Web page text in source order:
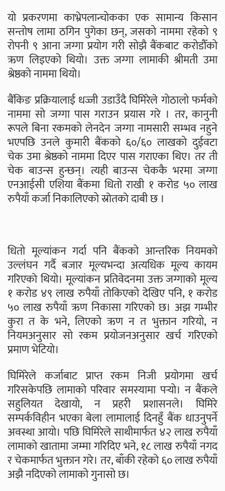
यो प्रकरणमा काभ्रेपलान्चोकका एक सामान्य किसान
सन्तोष लामा ठगिन पुगेका छन्, जसको नाममा रहेको ९
रोपनी ९ आना जग्गा प्रयोग गरी सोझै बैंकबाट करोडौँको
ऋण लिइएको थियो। उक्त जग्गा लामाकी श्रीमती उमा
श्रेष्ठको नाममा थियो।
बैंकिङ प्रक्रियालाई धज्जी उडाउँदै घिमिरेले गोठालो फर्मको
नाममा सो जग्गा पास गराउन प्रयास गरे । तर, कानुनी
रूपले बिना रकमको लेनदेन जग्गा नामसारी सम्भव नहुने
भएपछि उनले कुमारी बैंकको ६०/६० लाखको दुईवटा
चेक उमा श्रेष्ठको नाममा दिएर पास गराएका थिए। तर ती
चेक बाउन्स हुन्छन्। त्यही बाउन्स चेककै भरमा जग्गा
एनआईसी एशिया बैंकमा धितो राखी १ करोड ५० लाख
रुपैयाँ कर्जा निकालिएको स्राेतकाे दाबी छ ।
धितो मूल्यांकन गर्दा पनि बैंकको आन्तरिक नियमको
उल्लंघन गर्दै बजार मूल्यभन्दा अत्यधिक मूल्य कायम
गरिएकाे थियो। मूल्यांकन प्रतिवेदनमा उक्त जग्गाको मूल्य
१ करोड ४९ लाख रुपैयाँ तोकिएको देखिए पनि, १ करोड
५० लाख रुपैयाँ ऋण निकासा गरिएको छ। अझ गम्भीर
कुरा त के भने, लिएको ऋण न त भुक्तान गरियो, न
नियमअनुसार सो रकम प्रयोजनअनुसार खर्च गरिएको
प्रमाण भेटियो।
घिमिरेले कर्जाबाट प्राप्त रकम निजी प्रयोगमा खर्च
गरिसकेपछि लामाको परिवार समस्यामा पर्‍यो। न बैंकले
सहुलियत देखायो, न प्रहरी प्रशासनले। घिमिरे
सम्पर्कविहीन भएका बेला लामालाई दिनहुँ बैंक धाउनुपर्ने
अवस्था आयो। पछि घिमिरेले साथीमार्फत ४२ लाख रुपैयाँ
लामाको खातामा जम्मा गरिदिए भने, १८ लाख रुपैयाँ नगद
र चेकमार्फत भुक्तान गरे। तर, बाँकी रहेको ६० लाख रुपैयाँ
अझै नदिएको लामाको गुनासो छ।